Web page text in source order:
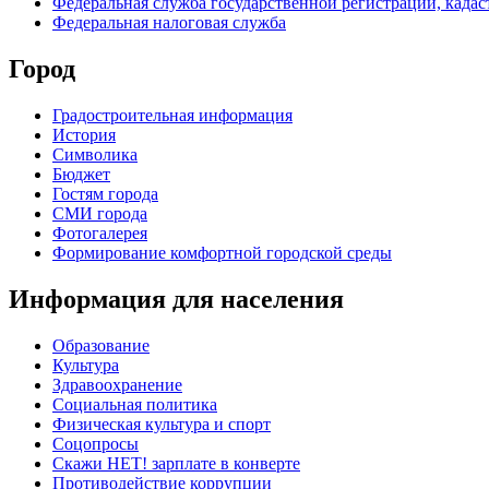
Федеральная налоговая служба
Город
Градостроительная информация
История
Символика
Бюджет
Гостям города
СМИ города
Фотогалерея
Формирование комфортной городской среды
Информация для населения
Образование
Культура
Здравоохранение
Социальная политика
Физическая культура и спорт
Соцопросы
Скажи НЕТ! зарплате в конверте
Противодействие коррупции